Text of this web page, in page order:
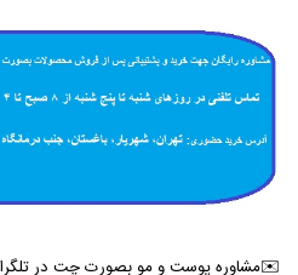
✉️مشاوره پوست و مو بصورت چت در تلگرام: